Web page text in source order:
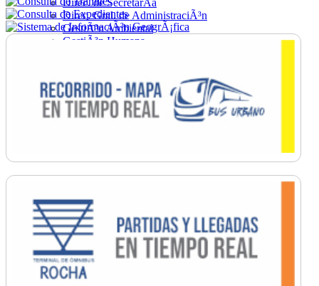
Direc. de SecretarÃ­a
Direc. Gral. de AdministraciÃ³n
GestiÃ³n Ambiental
GestiÃ³n Humana
Ordenamiento
PromociÃ³n Social
Salud
SecretarÃ­a General